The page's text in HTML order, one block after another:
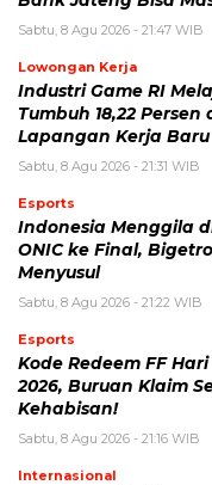
Sabtu, 8 Agu 2026 - 21:47 WIB
Lowongan Kerja
Industri Game RI
Tumbuh 18,22
Lapangan Kerja Baru
Sabtu, 8 Agu 2026 - 21:31 WIB
Esports
Indonesia Menggila di
ONIC ke Final,
Menyusul
Sabtu, 8 Agu 2026 - 21:22 WIB
Esports
Kode Redeem FF
2026, Buruan Klaim
Kehabisan!
Sabtu, 8 Agu 2026 - 21:16 WIB
Internasional